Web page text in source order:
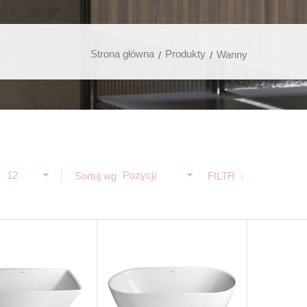
Strona główna Produkty Wanny
Sortuj wg Pozycja FILTR
12